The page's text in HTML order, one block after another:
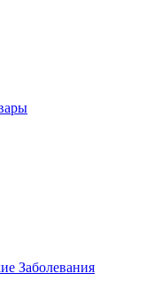
Заболевания